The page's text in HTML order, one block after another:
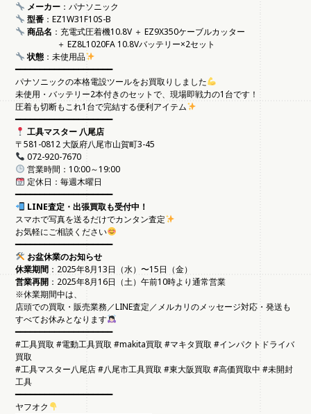
メーカー ：パナソニック
型番 ：EZ1W31F10S-B
商品名 ：充電式圧着機10.8V ＋ EZ9X350ケーブルカッター
＋ EZ8L1020FA 10.8Vバッテリー×2セット
状態 ：未使用品
━━━━━━━━━━━━━━━━━━━━
パナソニックの本格電設ツールをお買取りしました
未使用・バッテリー2本付きのセットで、現場即戦力の1台です！
圧着も切断もこれ1台で完結する便利アイテム
━━━━━━━━━━━━━━━━━━━━
工具マスター 八尾店
〒581-0812 大阪府八尾市山賀町3-45
072-920-7670
営業時間：10:00～19:00
定休日：毎週木曜日
━━━━━━━━━━━━━━━━━━━━
LINE査定・出張買取も受付中！
スマホで写真を送るだけでカンタン査定
お気軽にご相談ください
━━━━━━━━━━━━━━━━━━━━
お盆休業のお知らせ
休業期間 ：2025年8月13日（水）〜15日（金）
営業再開 ：2025年8月16日（土）午前10時より通常営業
※休業期間中は、
店頭での買取・販売業務／LINE査定／メルカリのメッセージ対応・発送も
すべてお休みとなります
━━━━━━━━━━━━━━━━━━━━
#工具買取 #電動工具買取 #makita買取 #マキタ買取 #インパクトドライバ
買取
#工具マスター八尾店 #八尾市工具買取 #東大阪買取 #高価買取中 #未開封
工具
━━━━━━━━━━━━━━━━━━━━
ヤフオク